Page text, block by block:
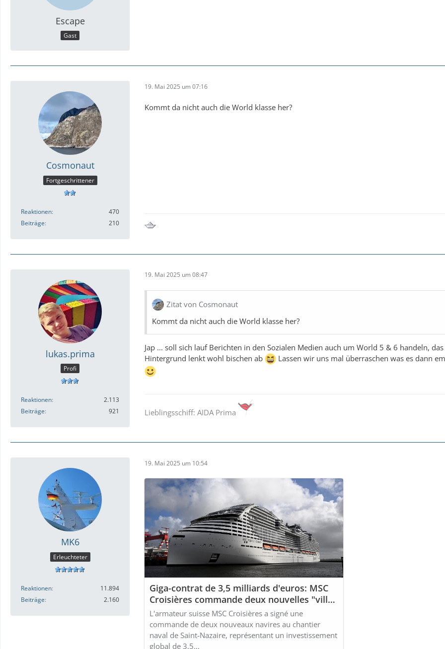
Escape
Gast
Cosmonaut
Fortgeschrittener
Reaktionen
470
Beiträge
210
19. Mai 2025 um 07:16
Kommt da nicht auch die World klasse her?
lukas.prima
Profi
Reaktionen
2.113
Beiträge
921
19. Mai 2025 um 08:47
Zitat von Cosmonaut
Kommt da nicht auch die World klasse her?
Jap ... soll sich lauf Berichten in den Sozialen Medien auch um World 5 & 6 handeln,
Hintergrund lenkt wohl bischen ab
Lassen wir uns mal überraschen was es dann
Lieblingsschiff: AIDA Prima
MK6
Erleuchteter
Reaktionen
11.894
Beiträge
2.160
19. Mai 2025 um 10:54
Giga-contrat de 3,5 milliards d'euros: MSC
Croisières commande deux nouvelles "villes
flottantes" aux Chantiers de l'Atlantique à
Saint-Nazaire
L'armateur suisse MSC Croisières a signé une
commande de deux nouveaux navires au chantier
naval de Saint-Nazaire, représentant un investissement
global de 3,5…